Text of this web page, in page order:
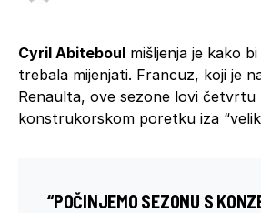
Cyril Abiteboul mišljenja je kako
trebala mijenjati. Francuz, koji je
Renaulta, ove sezone lovi četvrtu
konstrukorskom poretku iza
“POČINJEMO SEZONU S